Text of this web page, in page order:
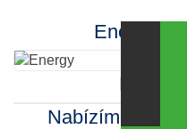
Energy za
Nabízíme